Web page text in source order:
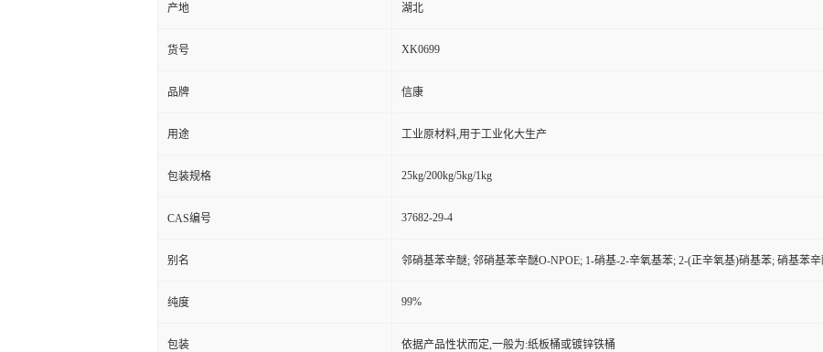
产地 湖北
货号 XK0699
品牌 信康
用途 工业原材料,用于工业化大生产
包装规格 25kg/200kg/5kg/1kg
CAS编号 37682-29-4
别名 邻硝基苯辛醚; 邻硝基苯辛醚O-NPOE; 1-硝基-2-辛氧基苯; 2-(正辛氧基)硝基苯; 硝基苯
纯度 99%
包装 依据产品性状而定,一般为:纸板桶或镀锌铁桶